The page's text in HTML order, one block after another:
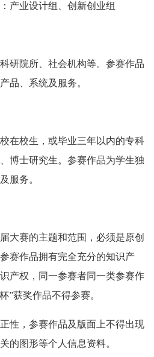
产业设计组、创新创业组
研院所、社会机构等。参赛作品
品、系统及服务。
在校生，或毕业三年以内的专科
博士研究生。参赛作品为学生独
服务。
大赛的主题和范围，必须是原创
赛作品拥有完全充分的知识产
产权，同一参赛者同一类参赛作
”获奖作品不得参赛。
性，参赛作品及版面上不得出现
的图形等个人信息资料。